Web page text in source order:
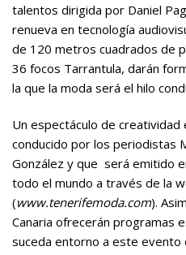
talentos dirigida por Daniel
renueva en tecnología
de 120 metros cuadrados de
36 focos Tarrantula, darán
la que la moda será el hilo
Un espectáculo de creatividad
conducido por los periodistas
González y que será emitido
todo el mundo a través de la
(www.tenerifemoda.com).
Canaria ofrecerán programas
suceda entorno a este evento